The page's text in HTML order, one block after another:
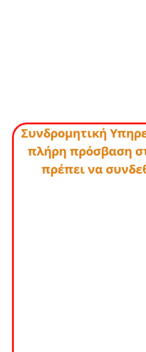
Συνδρομητική
πλήρη πρόσβαση
πρέπει να